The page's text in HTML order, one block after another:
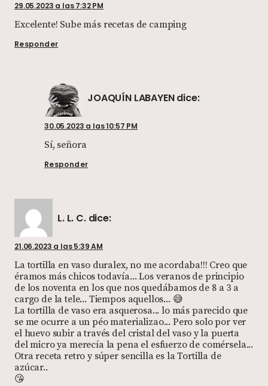
29.05.2023 a las 7:32 PM
Excelente! Sube más recetas de camping
Responder
JOAQUÍN LABAYENdice:
30.05.2023 a las 10:57 PM
Sí, señora
Responder
L. L. C. dice:
21.06.2023 a las 5:39 AM
La tortilla en vaso duralex, no me acordaba!!! Creo que
éramos más chicos todavía... Los veranos de principio
de los noventa en los que nos quedábamos de 8 a 3 a
cargo de la tele... Tiempos aquellos... 😅
La tortilla de vaso era asquerosa... lo más parecido que
se me ocurre a un péo materializao... Pero solo por ver
el huevo subir a través del cristal del vaso y la puerta
del micro ya merecía la pena el esfuerzo de comérsela...
Otra receta retro y súper sencilla es la Tortilla de
azúcar..
😘